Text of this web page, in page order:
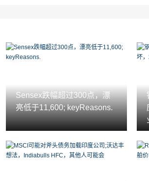
Sensex跌幅超过300点，漂
亮低于11,600; keyReasons.